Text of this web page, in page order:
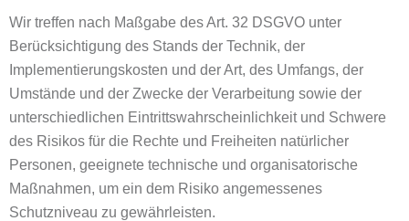
Wir treffen nach Maßgabe des Art. 32 DSGVO unter
Berücksichtigung des Stands der Technik, der
Implementierungskosten und der Art, des Umfangs, der
Umstände und der Zwecke der Verarbeitung sowie der
unterschiedlichen Eintrittswahrscheinlichkeit und Schwere
des Risikos für die Rechte und Freiheiten natürlicher
Personen, geeignete technische und organisatorische
Maßnahmen, um ein dem Risiko angemessenes
Schutzniveau zu gewährleisten.